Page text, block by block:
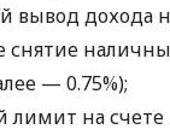
вывод дохода
снятие
— 0.75%);
лимит на